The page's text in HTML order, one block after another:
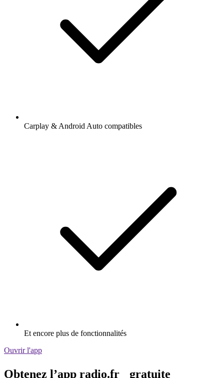
Carplay & Android Auto compatibles
Et encore plus de fonctionnalités
Ouvrir l'app
Obtenez l’app radio.fr gratuite